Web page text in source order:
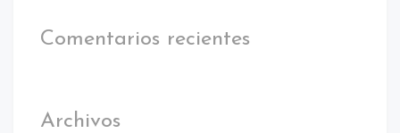
Comentarios recientes
Archivos